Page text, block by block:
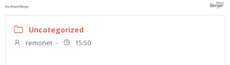
Uncategorized
remonet - 15:50